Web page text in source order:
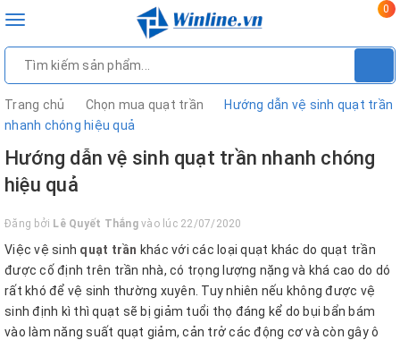
Toggle
0
Trang chủ Chọn mua quạt trần
Hướng dẫn vệ sinh quạt trần
nhanh chóng hiệu quả
Hướng dẫn vệ sinh quạt trần nhanh chóng
hiệu quả
Đăng bởi Lê Quyết Thắngvào lúc 22/07/2020
Việc vệ sinh quạt trần khác với các loại quạt khác do quạt trần
được cố định trên trần nhà, có trọng lượng nặng và khá cao do dó
rất khó để vệ sinh thường xuyên. Tuy nhiên nếu không được vệ
sinh định kì thì quạt sẽ bị giảm tuổi thọ đáng kể do bụi bẩn bám
vào làm năng suất quạt giảm, cản trở các động cơ và còn gây ô